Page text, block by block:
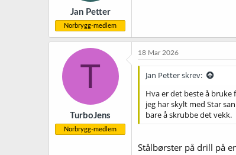
Jan Petter
Norbrygg-medlem
T
TurboJens
Norbrygg-medlem
18 Mar 2026
Jan Petter skrev:
Hva er det beste å
jeg har skylt med Star
bare å skrubbe det vekk.
Stålbørster på drill på